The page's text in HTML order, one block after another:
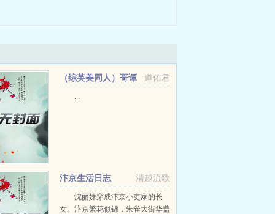
道佑君
（综英美同人）哥谭
...
清越流歌
汴京生活日志
沈丽姝穿成汴京小吏家的长
女。汴京繁花似锦，朱雀大街华盖